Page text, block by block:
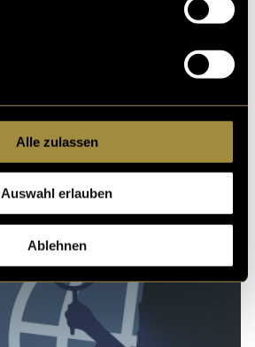
Alle zulassen
Auswahl erlauben
Ablehnen